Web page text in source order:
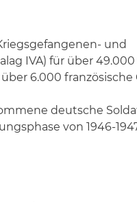
und
IVA) für über
6.000 französische
deutsche
von 1946-